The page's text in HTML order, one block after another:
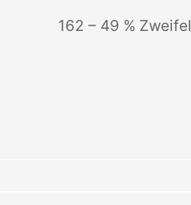
162 – 49 % Zweifel